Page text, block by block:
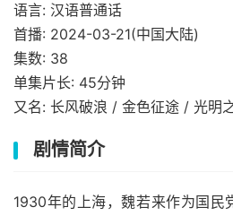
语言: 汉语普通话
首播: 2024-03-21(中国大陆)
集数: 38
单集片长: 45分钟
又名: 长风破浪 / 金色征途 / 光明
剧情简介
1930年的上海，魏若来作为国民